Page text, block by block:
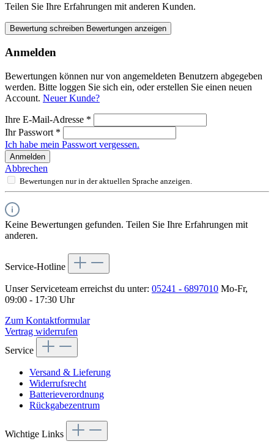
Teilen Sie Ihre Erfahrungen mit anderen Kunden.
Bewertung schreiben Bewertungen anzeigen
Anmelden
Bewertungen können nur von angemeldeten Benutzern abgegeben
werden. Bitte loggen Sie sich ein, oder erstellen Sie einen neuen
Account. Neuer Kunde?
Ihre E-Mail-Adresse *
Ihr Passwort *
Ich habe mein Passwort vergessen.
Anmelden
Abbrechen
Bewertungen nur in der aktuellen Sprache anzeigen.
Keine Bewertungen gefunden. Teilen Sie Ihre Erfahrungen mit
anderen.
Service-Hotline
Unser Serviceteam erreichst du unter: 05241 - 6897010 Mo-Fr,
09:00 - 17:30 Uhr
Zum Kontaktformular
Vertrag widerrufen
Service
Versand & Lieferung
Widerrufsrecht
Batterieverordnung
Rückgabezentrum
Wichtige Links